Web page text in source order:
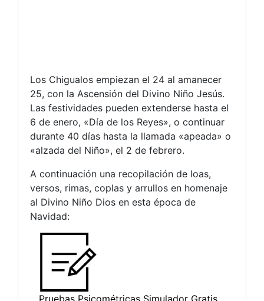
Los Chigualos empiezan el 24 al amanecer
25, con la Ascensión del Divino Niño Jesús.
Las festividades pueden extenderse hasta el
6 de enero, «Día de los Reyes», o continuar
durante 40 días hasta la llamada «apeada» o
«alzada del Niño», el 2 de febrero.
A continuación una recopilación de loas,
versos, rimas, coplas y arrullos en homenaje
al Divino Niño Dios en esta época de
Navidad: